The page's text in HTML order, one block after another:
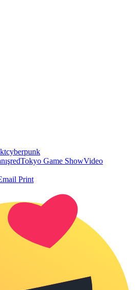
cyberpunk
redTokyo Game ShowVideo
Print